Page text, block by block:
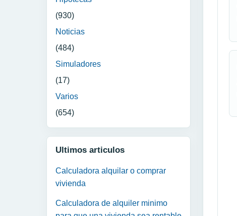
(930)
Noticias
(484)
Simuladores
(17)
Varios
(654)
Ultimos articulos
Calculadora alquilar o comprar
vivienda
Calculadora de alquiler minimo